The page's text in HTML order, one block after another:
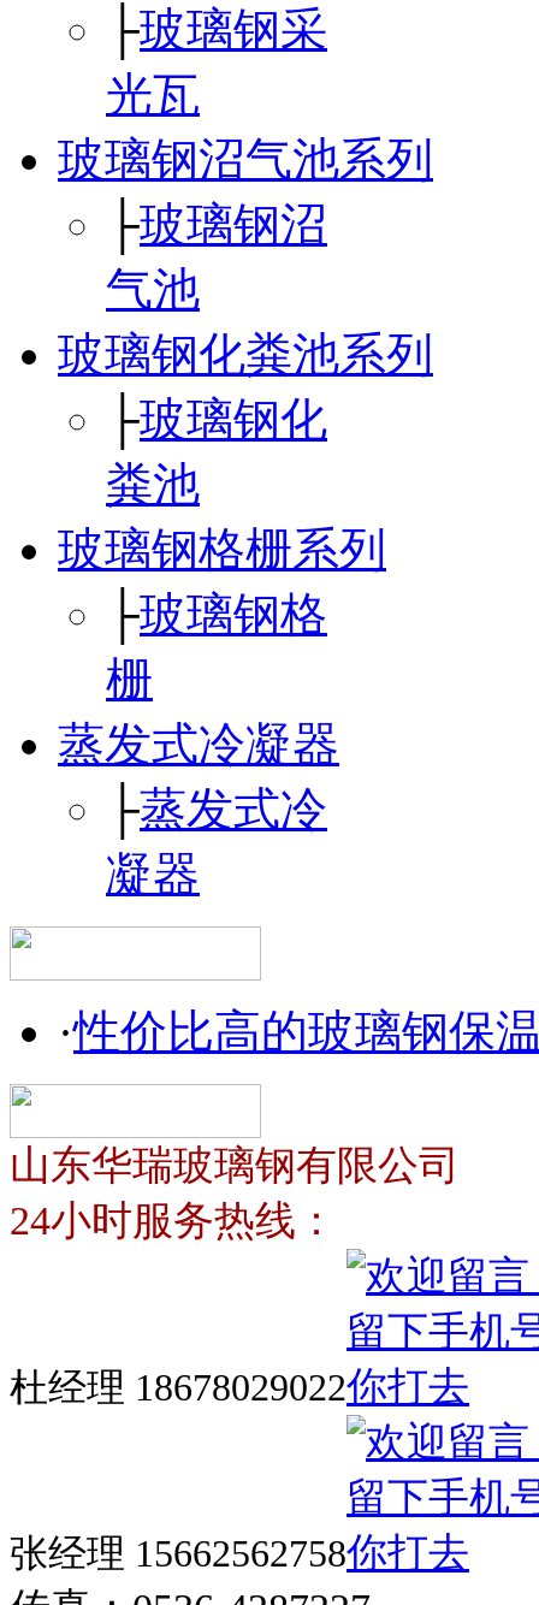
├玻璃钢采
光瓦
玻璃钢沼气池系列
├玻璃钢沼
气池
玻璃钢化粪池系列
├玻璃钢化
粪池
玻璃钢格栅系列
├玻璃钢格
栅
蒸发式冷凝器
├蒸发式冷
凝器
·性价比高的玻璃钢保
山东华瑞玻璃钢有限公司
24小时服务热线：
杜经理 18678029022
张经理 15662562758